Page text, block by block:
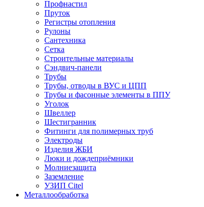
Профнастил
Пруток
Регистры отопления
Рулоны
Сантехника
Сетка
Строительные материалы
Сэндвич-панели
Трубы
Трубы, отводы в ВУС и ЦПП
Трубы и фасонные элементы в ППУ
Уголок
Швеллер
Шестигранник
Фитинги для полимерных труб
Электроды
Изделия ЖБИ
Люки и дождеприёмники
Молниезащита
Заземление
УЗИП Citel
Металлообработка